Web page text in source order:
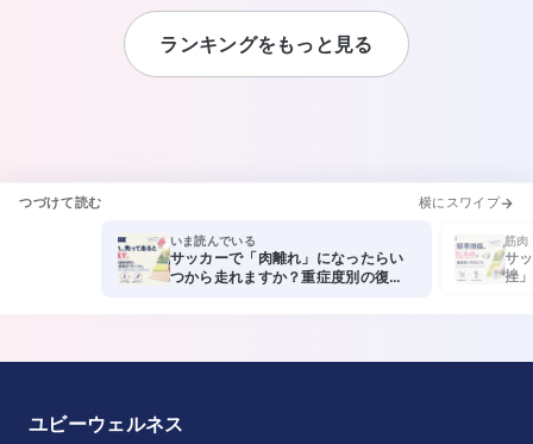
ランキングをもっと見る
つづけて読む 横にスワイプ
いま読んでいる
サッカーで「肉離れ」になったらい
つから走れますか？重症度別の復帰
筋肉
サ
挫
ユビーウェルネス